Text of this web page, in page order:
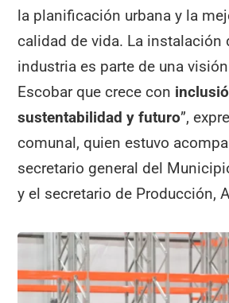
la planificación urbana y la
calidad de vida. La instalación
industria es parte de una
Escobar que crece con
sustentabilidad y futuro”,
comunal, quien estuvo
secretario general del
y el secretario de Producción,